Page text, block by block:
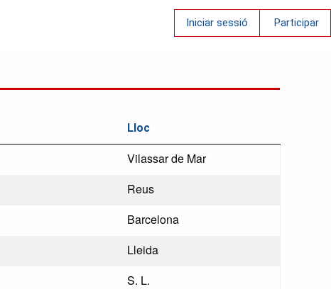
Iniciar sessió Participar
Lloc
Vilassar de Mar
Reus
Barcelona
Lleida
S. L.